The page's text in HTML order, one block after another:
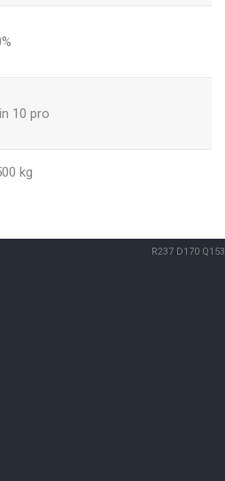
10 pro
kg
R237 D170 Q153